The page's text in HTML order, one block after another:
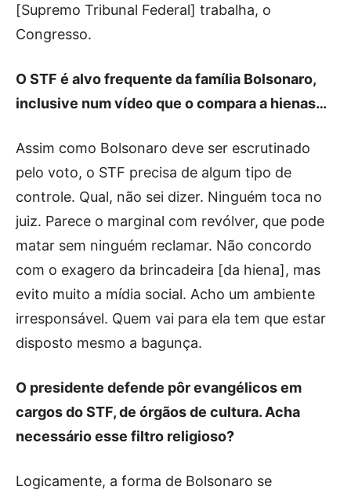
[Supremo Tribunal Federal] trabalha, o
Congresso.
O STF é alvo frequente da família Bolsonaro,
inclusive num vídeo que o compara a hienas…
Assim como Bolsonaro deve ser escrutinado
pelo voto, o STF precisa de algum tipo de
controle. Qual, não sei dizer. Ninguém toca no
juiz. Parece o marginal com revólver, que pode
matar sem ninguém reclamar. Não concordo
com o exagero da brincadeira [da hiena], mas
evito muito a mídia social. Acho um ambiente
irresponsável. Quem vai para ela tem que estar
disposto mesmo a bagunça.
O presidente defende pôr evangélicos em
cargos do STF, de órgãos de cultura. Acha
necessário esse filtro religioso?
Logicamente, a forma de Bolsonaro se